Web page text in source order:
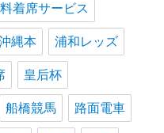
着席サービス
縄本 浦和レッズ
皇后杯
船橋競馬 路面電車